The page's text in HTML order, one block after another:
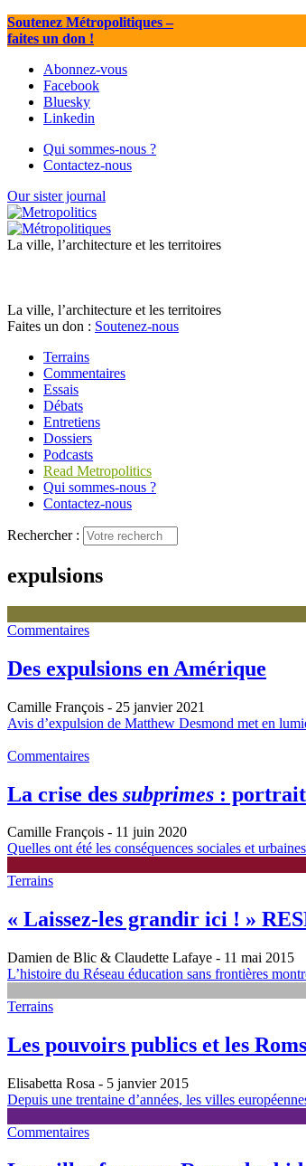
Soutenez Métropolitiques–
faites un don !
Abonnez-vous
Facebook
Bluesky
Linkedin
Qui sommes-nous ?
Contactez-nous
Our sister journal
La ville, l’architecture et les territoires
La ville, l’architecture et les territoires
Faites un don : Soutenez-nous
Terrains
Commentaires
Essais
Débats
Entretiens
Dossiers
Podcasts
Read Metropolitics
Qui sommes-nous ?
Contactez-nous
Rechercher :
expulsions
Commentaires
Des expulsions en Amérique
Camille François - 25 janvier 2021
Avis d’expulsion de Matthew Desmond met en
Commentaires
La crise des subprimes : portrait
Camille François - 11 juin 2020
Quelles ont été les conséquences sociales et
Terrains
« Laissez-les grandir ici ! »
Damien de Blic & Claudette Lafaye - 11 mai 2015
L’histoire du Réseau éducation sans frontières
Terrains
Les pouvoirs publics et les
Elisabetta Rosa - 5 janvier 2015
Depuis une trentaine d’années, les villes
Commentaires